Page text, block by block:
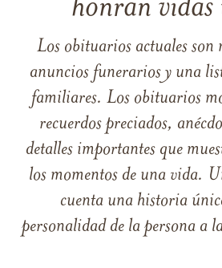
honran vidas
Los obituarios actuales son
anuncios funerarios y una
familiares. Los obituarios
recuerdos preciados,
detalles importantes que
los momentos de una vida.
cuenta una historia
personalidad de la persona a